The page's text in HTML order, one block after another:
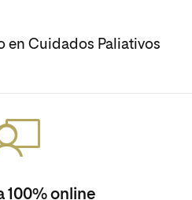
en Cuidados Paliativos
100% online